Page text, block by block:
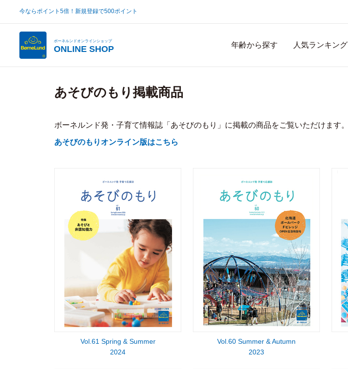
今ならポイント5倍！新規登録で500ポイント
ボーネルンドオンラインショップ
ONLINE SHOP 年齢から探す 人気ランキング
あそびのもり掲載商品
ボーネルンド発・子育て情報誌「あそびのもり」に掲載の商品をご覧いただけます。
あそびのもりオンライン版はこちら
Vol.61 Spring & Summer
2024
Vol.60 Summer & Autumn
2023